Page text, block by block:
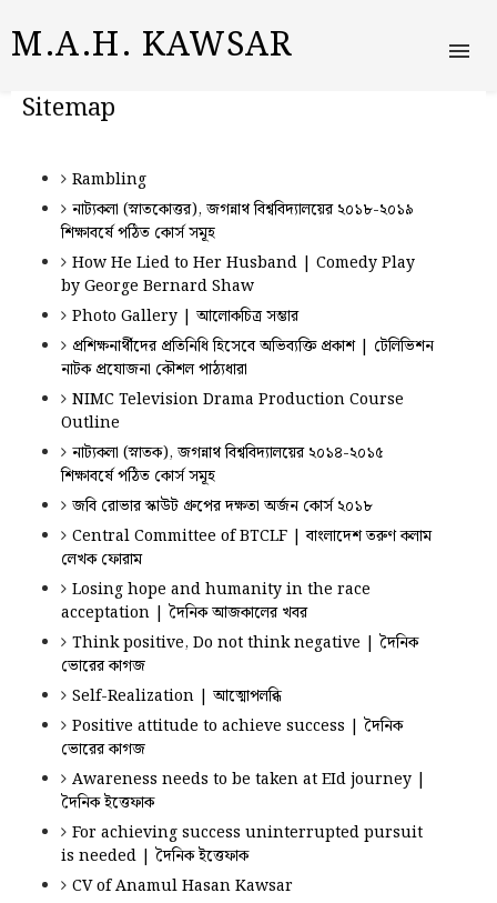
M.A.H. KAWSAR
Sitemap
Rambling
নাট্যকলা (স্নাতকোত্তর), জগন্নাথ বিশ্ববিদ্যালয়ের ২০১৮-২০১৯
শিক্ষাবর্ষে পঠিত কোর্স সমূহ
How He Lied to Her Husband | Comedy Play
by George Bernard Shaw
Photo Gallery | আলোকচিত্র সম্ভার
প্রশিক্ষনার্থীদের প্রতিনিধি হিসেবে অভিব্যক্তি প্রকাশ | টেলিভিশন
নাটক প্রযোজনা কৌশল পাঠ্যধারা
NIMC Television Drama Production Course
Outline
নাট্যকলা (স্নাতক), জগন্নাথ বিশ্ববিদ্যালয়ের ২০১৪-২০১৫
শিক্ষাবর্ষে পঠিত কোর্স সমূহ
জবি রোভার স্কাউট গ্রুপের দক্ষতা অর্জন কোর্স ২০১৮
Central Committee of BTCLF | বাংলাদেশ তরুণ কলাম
লেখক ফোরাম
Losing hope and humanity in the race
acceptation | দৈনিক আজকালের খবর
Think positive, Do not think negative | দৈনিক
ভোরের কাগজ
Self-Realization | আত্মোপলব্ধি
Positive attitude to achieve success | দৈনিক
ভোরের কাগজ
Awareness needs to be taken at EId journey |
দৈনিক ইত্তেফাক
For achieving success uninterrupted pursuit
is needed | দৈনিক ইত্তেফাক
CV of Anamul Hasan Kawsar